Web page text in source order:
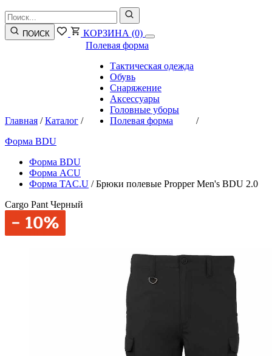
ПОИСК КОРЗИНА (0)
Главная /Каталог /
Полевая форма
Тактическая одежда
Обувь
Снаряжение
Аксессуары
Головные уборы
Полевая форма
/
Форма BDU
Форма BDU
Форма ACU
Форма TAC.U /Брюки полевые Propper Men's BDU 2.0
Cargo Pant Черный